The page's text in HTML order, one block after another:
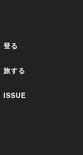
登る
旅する
ISSUE